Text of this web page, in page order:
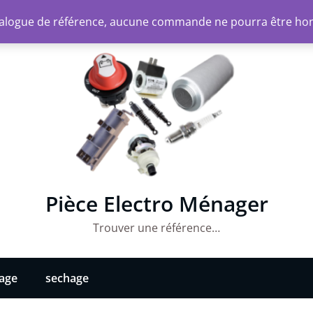
Pièce Electro Ménager
Trouver une référence…
sechage
de référence, aucune commande ne pourra être